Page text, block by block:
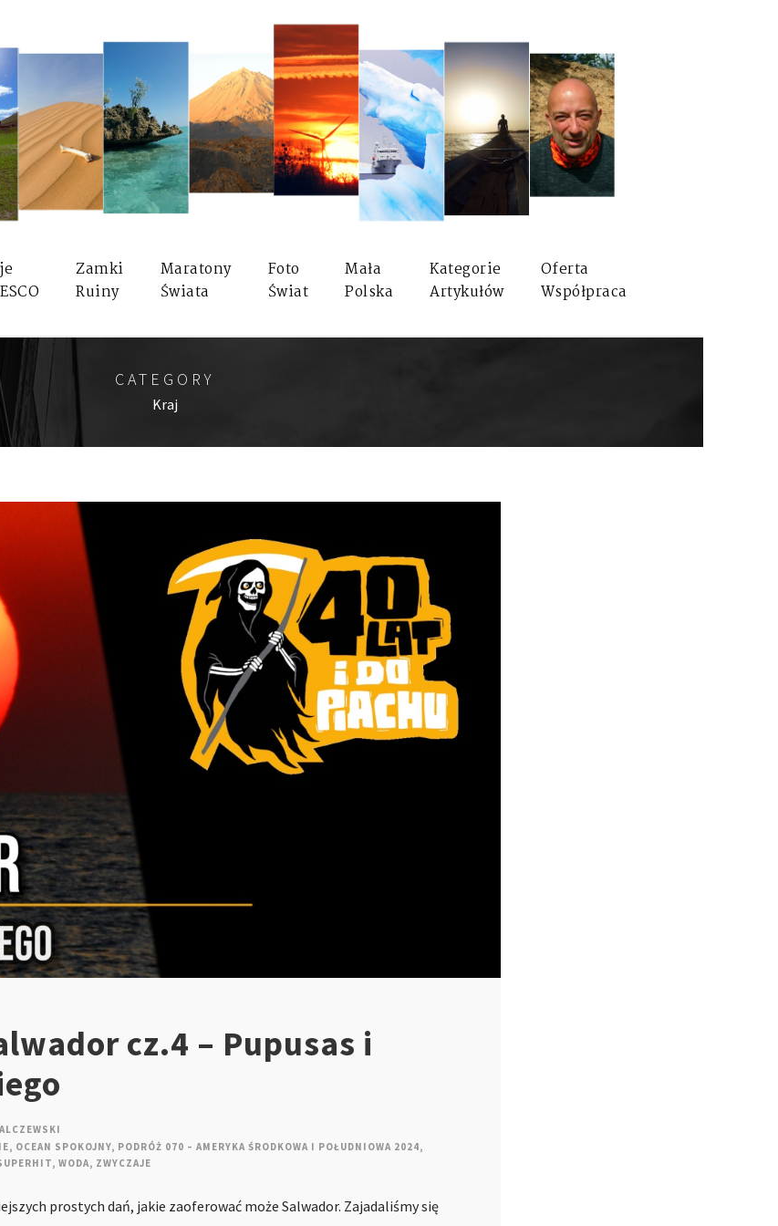
Zamki
Ruiny
Maratony
Świata
Foto
Świat
Mała
Polska
Kategorie
Artykułów
Oferta
Współpraca
CATEGORY
Kraj
cz.4 – Pupusas i
, OCEAN SPOKOJNY, PODRÓŻ 070 – AMERYKA ŚRODKOWA I POŁUDNIOWA 2024,
, WODA, ZWYCZAJE
prostych dań, jakie zaoferować może Salwador. Zajadaliśmy się